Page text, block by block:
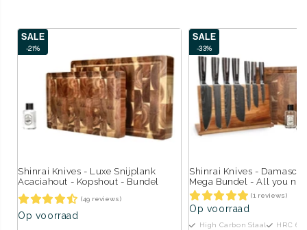
SALE
-21%
Shinrai Knives - Luxe Snijplank
Acaciahout - Kopshout - Bundel
(49 reviews)
Op voorraad
SALE
-33%
Shinrai Knives -
Mega Bundel - All you
(1 reviews)
Op voorraad
High Carbon Staal
HRC 60